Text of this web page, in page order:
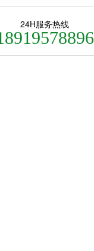
24H服务热线